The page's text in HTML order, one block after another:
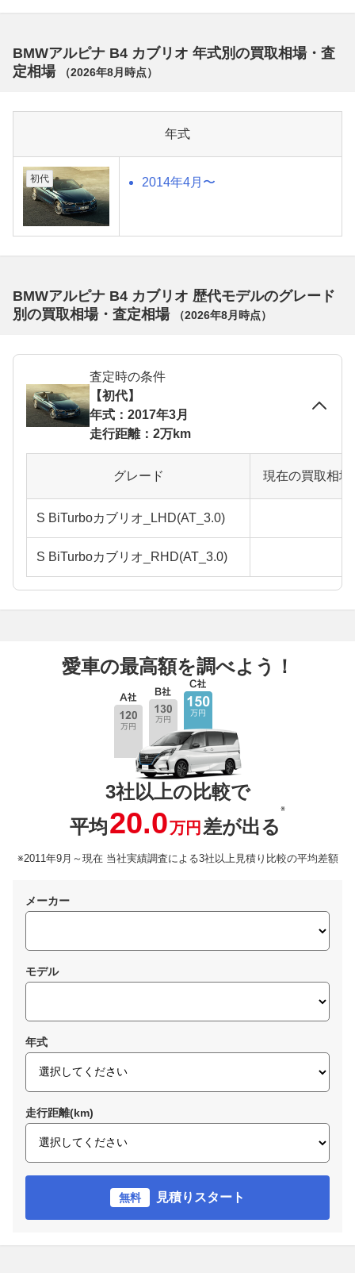
BMWアルピナ B4 カブリオ 年式別の買取相場・査
定相場
（2026年8月 時点）
年式
初代 2014年4月〜
BMWアルピナ B4 カブリオ 歴代モデルのグレード
別の買取相場・査定相場
（2026年8月 時点）
査定時の条件
【初代】
年式：2017年3月
走行距離：2万km
グレード 現在の買取相
S BiTurboカブリオ_LHD(AT_3.0)
S BiTurboカブリオ_RHD(AT_3.0)
愛車の最高額を調べよう！
3社以上の比較で
平均20.0万円 差が出る
※
※2011年9月～現在 当社実績調査による3社以上見積り比較の平均差額
メーカー
モデル
年式
走行距離(km)
無料 見積りスタート